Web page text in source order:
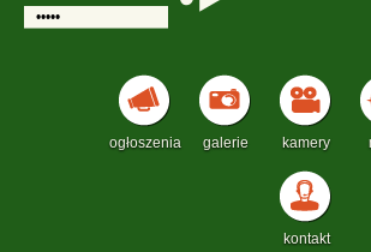
ogłoszenia galerie kamery
kontakt